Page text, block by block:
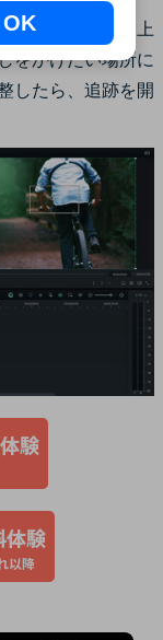
にタイムライン上
をかけたい場所に
したら、追跡を開
OK